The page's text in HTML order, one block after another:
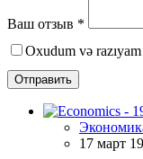
Ваш отзыв *
Oxudum və razıyam
Отправить
17 март